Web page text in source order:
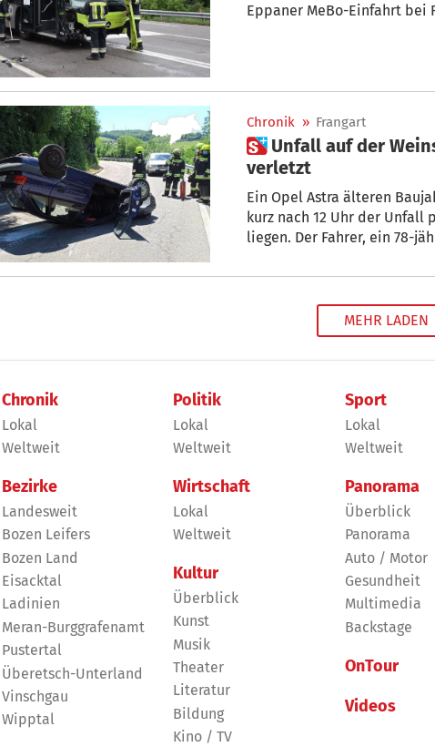
Eppaner MeBo-Einfahrt bei
Chronik » Frangart
 Unfall auf der Weinstraße: Opel landet auf dem Dach, Fahrer leicht
verletzt
Ein Opel Astra älteren
kurz nach 12 Uhr der Unfall
liegen. Der Fahrer, ein 78-
MEHR LADEN
Chronik
Lokal
Weltweit
Bezirke
Landesweit
Bozen Leifers
Bozen Land
Eisacktal
Ladinien
Meran-Burggrafenamt
Pustertal
Überetsch-Unterland
Vinschgau
Wipptal
Politik
Lokal
Weltweit
Wirtschaft
Lokal
Weltweit
Kultur
Überblick
Kunst
Musik
Theater
Literatur
Bildung
Kino / TV
Sport
Lokal
Weltweit
Panorama
Überblick
Panorama
Auto / Motor
Gesundheit
Multimedia
Backstage
OnTour
Videos